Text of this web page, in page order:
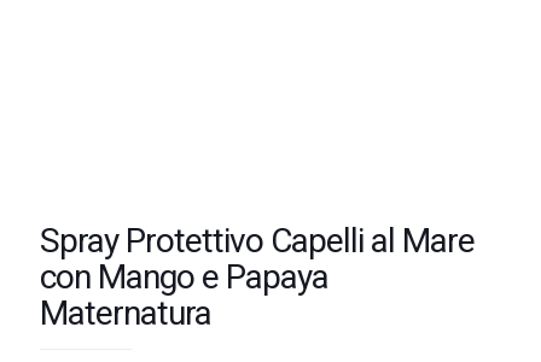
Spray Protettivo Capelli al Mare
con Mango e Papaya
Maternatura